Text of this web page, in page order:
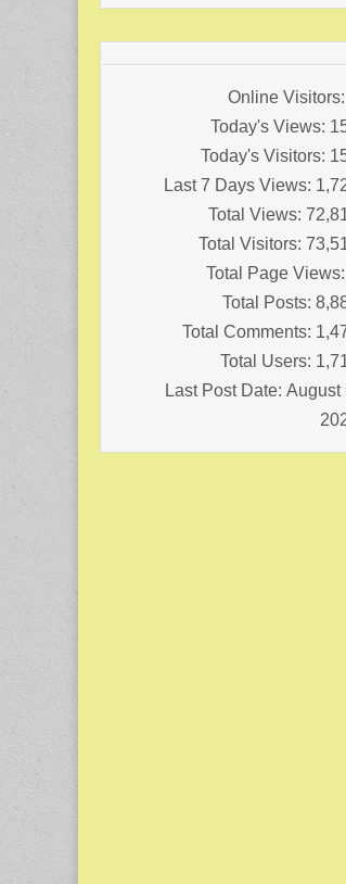
Online Visitors:
Today's Views:
Today's Visitors:
Last 7 Days Views:
Total Views:
Total Visitors:
Total Page Views:
Total Posts:
Total Comments:
Total Users:
Last Post Date: August